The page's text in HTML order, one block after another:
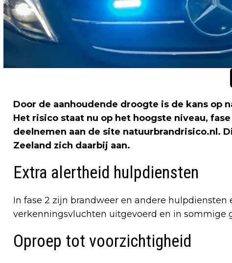
Door de aanhoudende droogte is de kans op
Het risico staat nu op het hoogste niveau,
deelnemen aan de site natuurbrandrisico.nl.
Zeeland zich daarbij aan.
Extra alertheid hulpdiensten
In fase 2 zijn brandweer en andere
verkenningsvluchten uitgevoerd en in sommige
Oproep tot voorzichtigheid